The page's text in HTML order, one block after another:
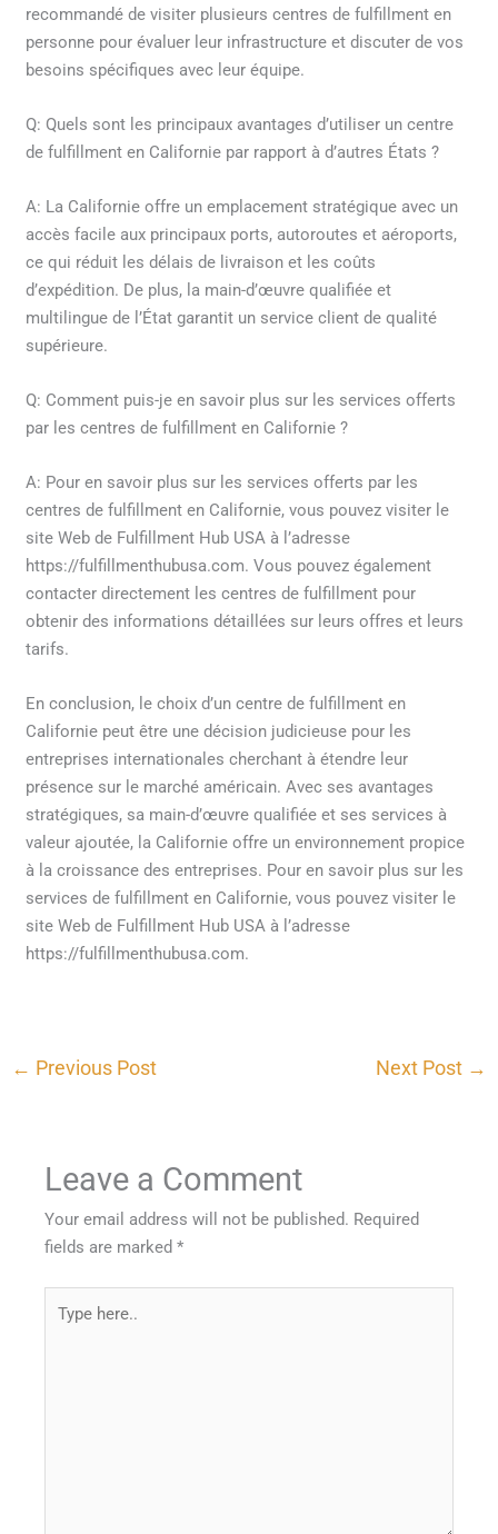
recommandé de visiter plusieurs centres de fulfillment en
personne pour évaluer leur infrastructure et discuter de vos
besoins spécifiques avec leur équipe.
Q: Quels sont les principaux avantages d’utiliser un centre
de fulfillment en Californie par rapport à d’autres États ?
A: La Californie offre un emplacement stratégique avec un
accès facile aux principaux ports, autoroutes et aéroports,
ce qui réduit les délais de livraison et les coûts
d’expédition. De plus, la main-d’œuvre qualifiée et
multilingue de l’État garantit un service client de qualité
supérieure.
Q: Comment puis-je en savoir plus sur les services offerts
par les centres de fulfillment en Californie ?
A: Pour en savoir plus sur les services offerts par les
centres de fulfillment en Californie, vous pouvez visiter le
site Web de Fulfillment Hub USA à l’adresse
https://fulfillmenthubusa.com. Vous pouvez également
contacter directement les centres de fulfillment pour
obtenir des informations détaillées sur leurs offres et leurs
tarifs.
En conclusion, le choix d’un centre de fulfillment en
Californie peut être une décision judicieuse pour les
entreprises internationales cherchant à étendre leur
présence sur le marché américain. Avec ses avantages
stratégiques, sa main-d’œuvre qualifiée et ses services à
valeur ajoutée, la Californie offre un environnement propice
à la croissance des entreprises. Pour en savoir plus sur les
services de fulfillment en Californie, vous pouvez visiter le
site Web de Fulfillment Hub USA à l’adresse
https://fulfillmenthubusa.com.
← Previous Post Next Post →
Leave a Comment
Your email address will not be published. Required
fields are marked*
here..